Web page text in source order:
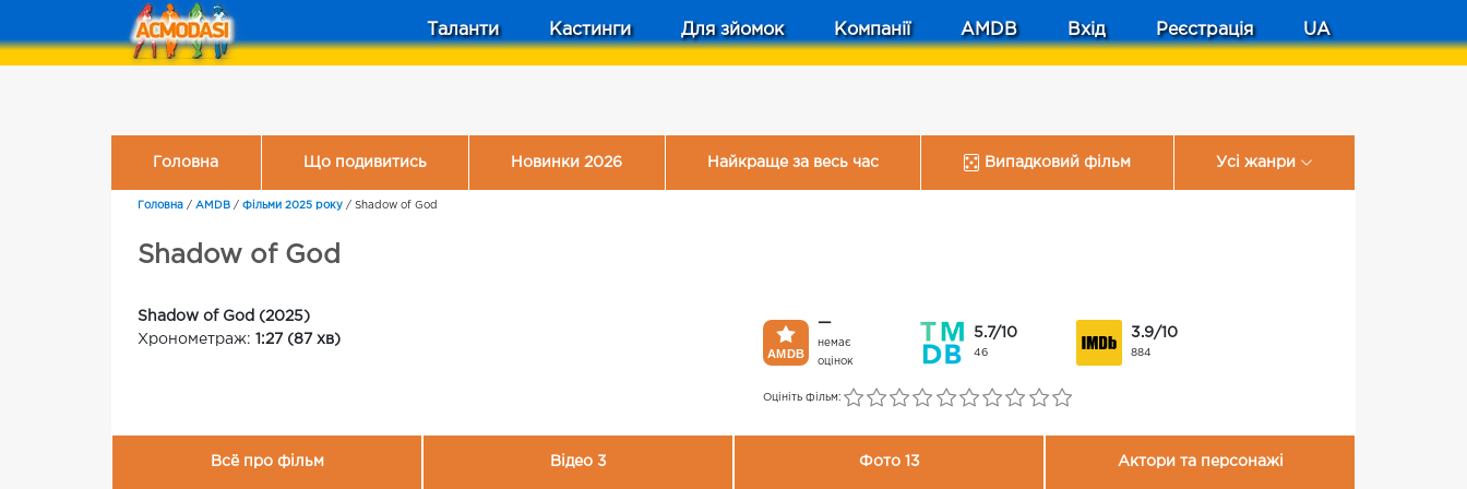
Таланти Кастинги Для зйомок Компанії AMDB Вхід Реєстрація UA
Головна Що подивитись Новинки 2026 Найкраще за весь час Випадковий фільм Усі жанри
Головна / AMDB / Фільми 2025 року / Shadow of God
Shadow of God
Shadow of God (2025)
Хронометраж: 1:27 (87 хв)
—
немає
оцінок
5.7/10
46
3.9/10
884
Оцініть фільм:
Всё про фільм Відео 3 Фото 13 Актори та персонажі